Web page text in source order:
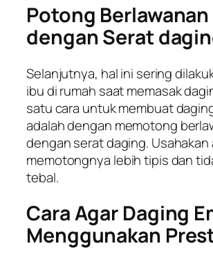
Potong Berlawanan
dengan Serat
Selanjutnya, hal ini sering
ibu di rumah saat memasak
satu cara untuk membuat
adalah dengan memotong
dengan serat daging. Usahakan
memotongnya lebih tipis dan
tebal.
Cara Agar Daging
Menggunakan